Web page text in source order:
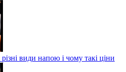
види напою і чому такі ціни